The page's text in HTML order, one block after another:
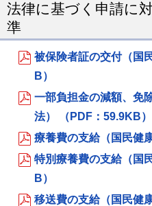
法律に基づく申請に
準
被保険者証の交付（国
B）
一部負担金の減額、免
法） （PDF：59.9KB）
療養費の支給（国民健
特別療養費の支給（国
B）
移送費の支給（国民健